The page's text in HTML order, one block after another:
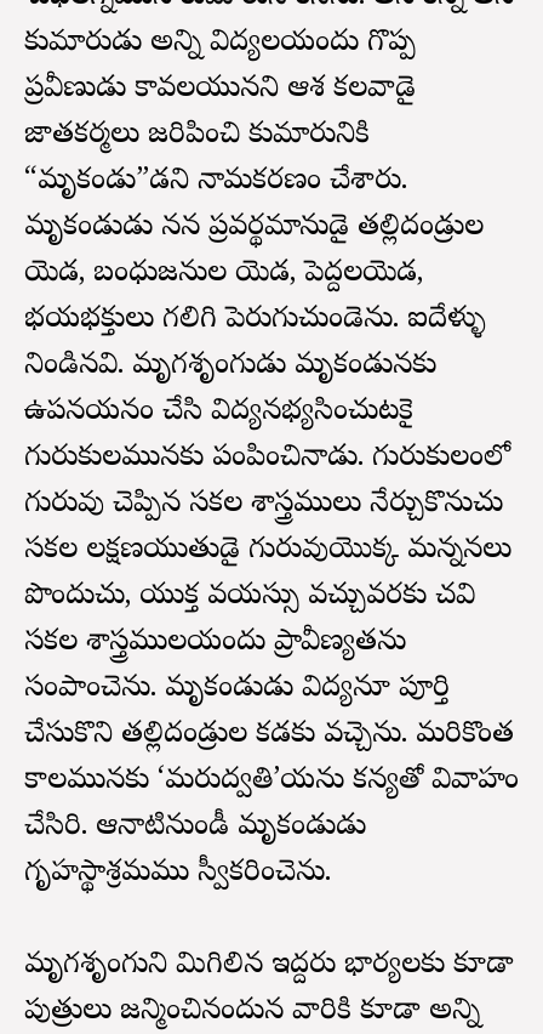
కుమారుడు అన్ని విద్యలయందు గొప్ప
ప్రవీణుడు కావలయునని ఆశ కలవాడై
జాతకర్మలు జరిపించి కుమారునికి
“మృకండు”డని నామకరణం చేశారు.
మృకండుడు దినదిన ప్రవర్థమానుడై తల్లిదండ్రుల
యెడ, బంధుజనుల యెడ, పెద్దలయెడ,
భయభక్తులు గలిగి పెరుగుచుండెను. ఐదేళ్ళు
నిండినవి. మృగశృంగుడు మృకండునకు
ఉపనయనం చేసి విద్యనభ్యసించుటకై
గురుకులమునకు పంపించినాడు. గురుకులంలో
గురువు చెప్పిన సకల శాస్త్రములు నేర్చుకొనుచు
సకల లక్షణయుతుడై గురువుయొక్క మన్ననలు
పొందుచు, యుక్త వయస్సు వచ్చువరకు చదివి
సకల శాస్త్రములయందు ప్రావీణ్యతను
సంపాదించెను. మృకండుడు విద్యనూ పూర్తి
చేసుకొని తల్లిదండ్రుల కడకు వచ్చెను. మరికొంత
కాలమునకు ‘మరుద్వతి’యను కన్యతో వివాహం
చేసిరి. ఆనాటినుండీ మృకండుడు
గృహస్థాశ్రమము స్వీకరించెను.
మృగశృంగుని మిగిలిన ఇద్దరు భార్యలకు కూడా
పుత్రులు జన్మించినందున వారికి కూడా అన్ని